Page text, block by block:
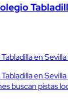
en
en
buscan pistas